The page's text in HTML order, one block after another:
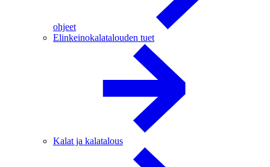
ohjeet
Elinkeinokalatalouden tuet
Kalat ja kalatalous